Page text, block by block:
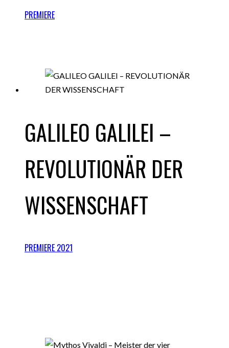
PREMIERE
GALILEO GALILEI –
REVOLUTIONÄR DER
WISSENSCHAFT
PREMIERE 2021